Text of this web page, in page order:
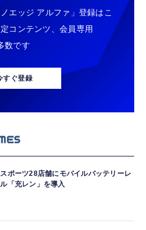
エッジ アルファ」登録はこ
コンテンツ、会員専用
数です
すぐ登録
ポーツ28店舗にモバイルバッテリーレ
「充レン」を導入